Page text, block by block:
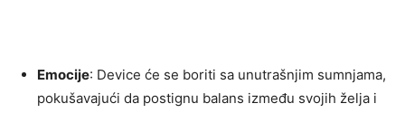
Emocije: Device će se boriti sa unutrašnjim sumnjama,
pokušavajući da postignu balans između svojih želja i